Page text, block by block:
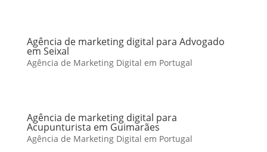
Agência de marketing digital para Advogado
em Seixal
Agência de Marketing Digital em Portugal
Agência de marketing digital para
Acupunturista em Guimarães
Agência de Marketing Digital em Portugal